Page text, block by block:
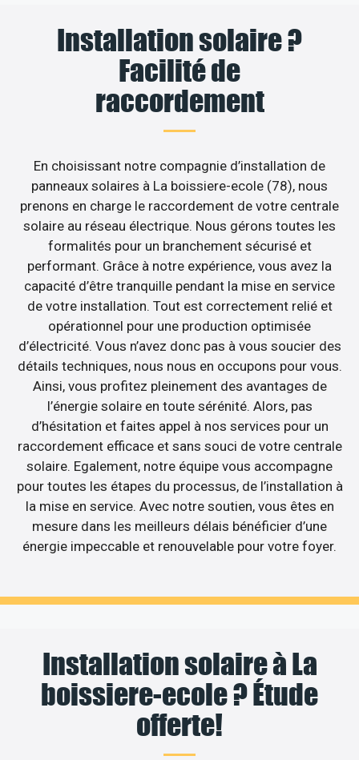
Installation solaire ?
Facilité de
raccordement
En choisissant notre compagnie d’installation de
panneaux solaires à La boissiere-ecole (78), nous
prenons en charge le raccordement de votre centrale
solaire au réseau électrique. Nous gérons toutes les
formalités pour un branchement sécurisé et
performant. Grâce à notre expérience, vous avez la
capacité d’être tranquille pendant la mise en service
de votre installation. Tout est correctement relié et
opérationnel pour une production optimisée
d’électricité. Vous n’avez donc pas à vous soucier des
détails techniques, nous nous en occupons pour vous.
Ainsi, vous profitez pleinement des avantages de
l’énergie solaire en toute sérénité. Alors, pas
d’hésitation et faites appel à nos services pour un
raccordement efficace et sans souci de votre centrale
solaire. Egalement, notre équipe vous accompagne
pour toutes les étapes du processus, de l’installation à
la mise en service. Avec notre soutien, vous êtes en
mesure dans les meilleurs délais bénéficier d’une
énergie impeccable et renouvelable pour votre foyer.
Installation solaire à La
boissiere-ecole ? Étude
offerte!